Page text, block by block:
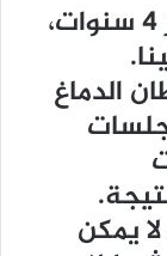
الطفل فديريكو يبلغ من العمر 4 سنوات،
الدماغ
يمكن